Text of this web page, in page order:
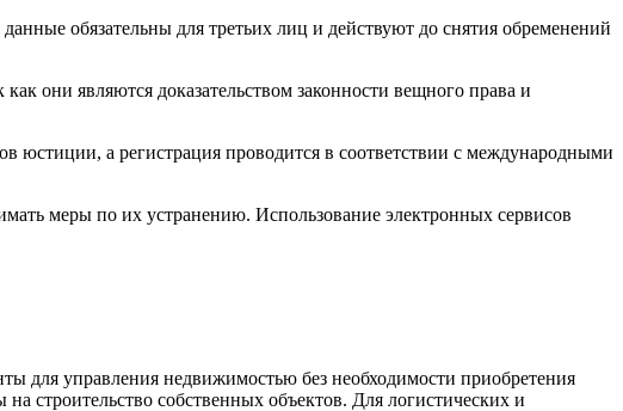
обязательны для третьих лиц и действуют до снятия обременений
они являются доказательством законности вещного права и
юстиции, а регистрация проводится в соответствии с международными
меры по их устранению. Использование электронных сервисов
для управления недвижимостью без необходимости приобретения
строительство собственных объектов. Для логистических и